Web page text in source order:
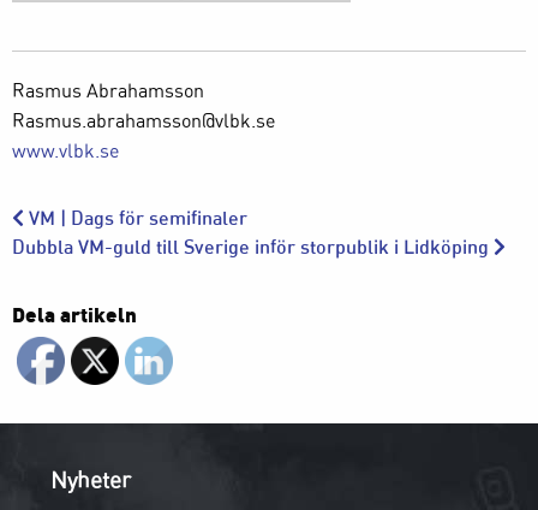
Rasmus Abrahamsson
Rasmus.abrahamsson@vlbk.se
www.vlbk.se
VM | Dags för semifinaler
Dubbla VM-guld till Sverige inför storpublik i Lidköping
Dela artikeln
Nyheter